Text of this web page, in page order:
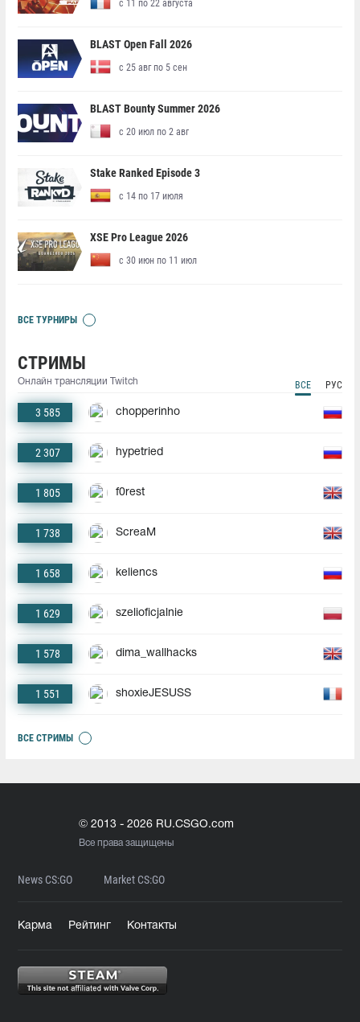
с 11 по 22 августа
BLAST Open Fall 2026
с 25 авг по 5 сен
BLAST Bounty Summer 2026
с 20 июл по 2 авг
Stake Ranked Episode 3
с 14 по 17 июля
XSE Pro League 2026
с 30 июн по 11 июл
ВСЕ ТУРНИРЫ
СТРИМЫ
Онлайн трансляции Twitch ВСЕ РУС
3 585 chopperinho
2 307 hypetried
1 805 f0rest
1 738 ScreaM
1 658 keliencs
1 629 szelioficjalnie
1 578 dima_wallhacks
1 551 shoxieJESUSS
ВСЕ СТРИМЫ
© 2013 - 2026 RU.CSGO.com
Все права защищены
News CS:GO Market CS:GO
Карма Рейтинг Контакты